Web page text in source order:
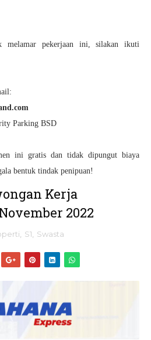
melamar pekerjaan ini, silakan ikuti
Parking BSD
ini gratis dan tidak dipungut biaya
bentuk tindak penipuan!
Kerja
2022
S1 Swasta